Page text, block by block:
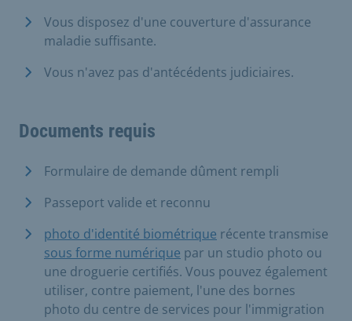
Vous disposez d'une couverture d'assurance
maladie suffisante.
Vous n'avez pas d'antécédents judiciaires.
Documents requis
Formulaire de demande dûment rempli
Passeport valide et reconnu
photo d'identité biométrique récente transmise
sous forme numérique par un studio photo ou
une droguerie certifiés. Vous pouvez également
utiliser, contre paiement, l'une des bornes
photo du centre de services pour l'immigration